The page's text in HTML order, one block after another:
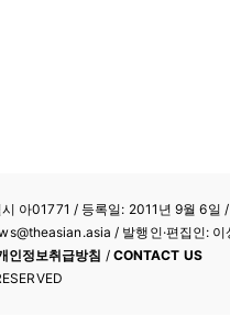
아01771 / 등록일: 2011년 9월 6일
/ 발행인·편집인:
인정보취급방침 / CONTACT US